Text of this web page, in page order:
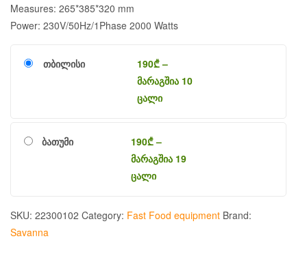
Measures: 265*385*320 mm
Power: 230V/50Hz/1Phase 2000 Watts
თბილისი 190₾–
მარაგშია 10
ცალი
ბათუმი 190₾–
მარაგშია 19
ცალი
SKU: 22300102 Category: Fast Food equipment Brand:
Savanna